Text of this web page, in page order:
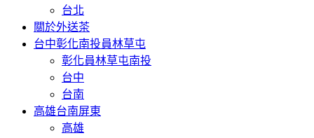
台北
關於外送茶
台中彰化南投員林草屯
彰化員林草屯南投
台中
台南
高雄台南屏東
高雄